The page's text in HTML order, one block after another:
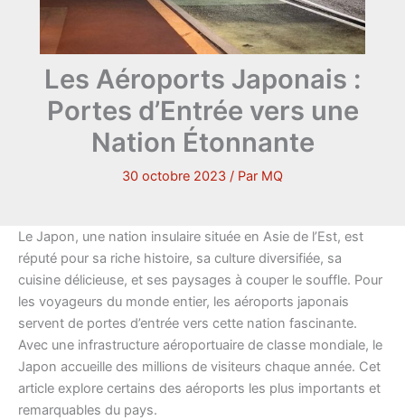
Les Aéroports Japonais :
Portes d’Entrée vers une
Nation Étonnante
30 octobre 2023 / Par MQ
Le Japon, une nation insulaire située en Asie de l’Est, est
réputé pour sa riche histoire, sa culture diversifiée, sa
cuisine délicieuse, et ses paysages à couper le souffle. Pour
les voyageurs du monde entier, les aéroports japonais
servent de portes d’entrée vers cette nation fascinante.
Avec une infrastructure aéroportuaire de classe mondiale, le
Japon accueille des millions de visiteurs chaque année. Cet
article explore certains des aéroports les plus importants et
remarquables du pays.